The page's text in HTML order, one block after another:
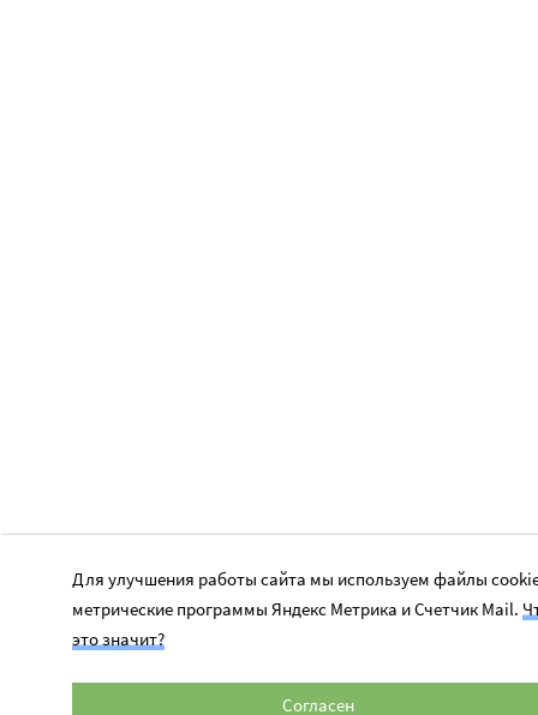
Для улучшения работы сайта мы используем файлы
метрические программы Яндекс Метрика и Счетчик Mail.
это значит?
Согласен